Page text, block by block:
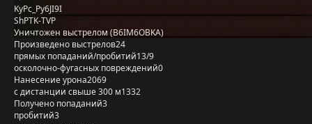
KyPc_Py6JI9I
ShPTK-TVP
Уничтожен выстрелом (B6IM6OBKA)
Произведено выстрелов24
прямых попаданий/пробитий13/9
осколочно-фугасных повреждений0
Нанесение урона2069
с дистанции свыше 300 м1332
Получено попаданий3
пробитий3